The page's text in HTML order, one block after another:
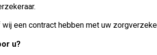
een contract hebben met uw
u?